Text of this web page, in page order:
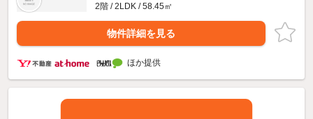
2階 / 2LDK / 58.45㎡
物件詳細を見る
ほか提供